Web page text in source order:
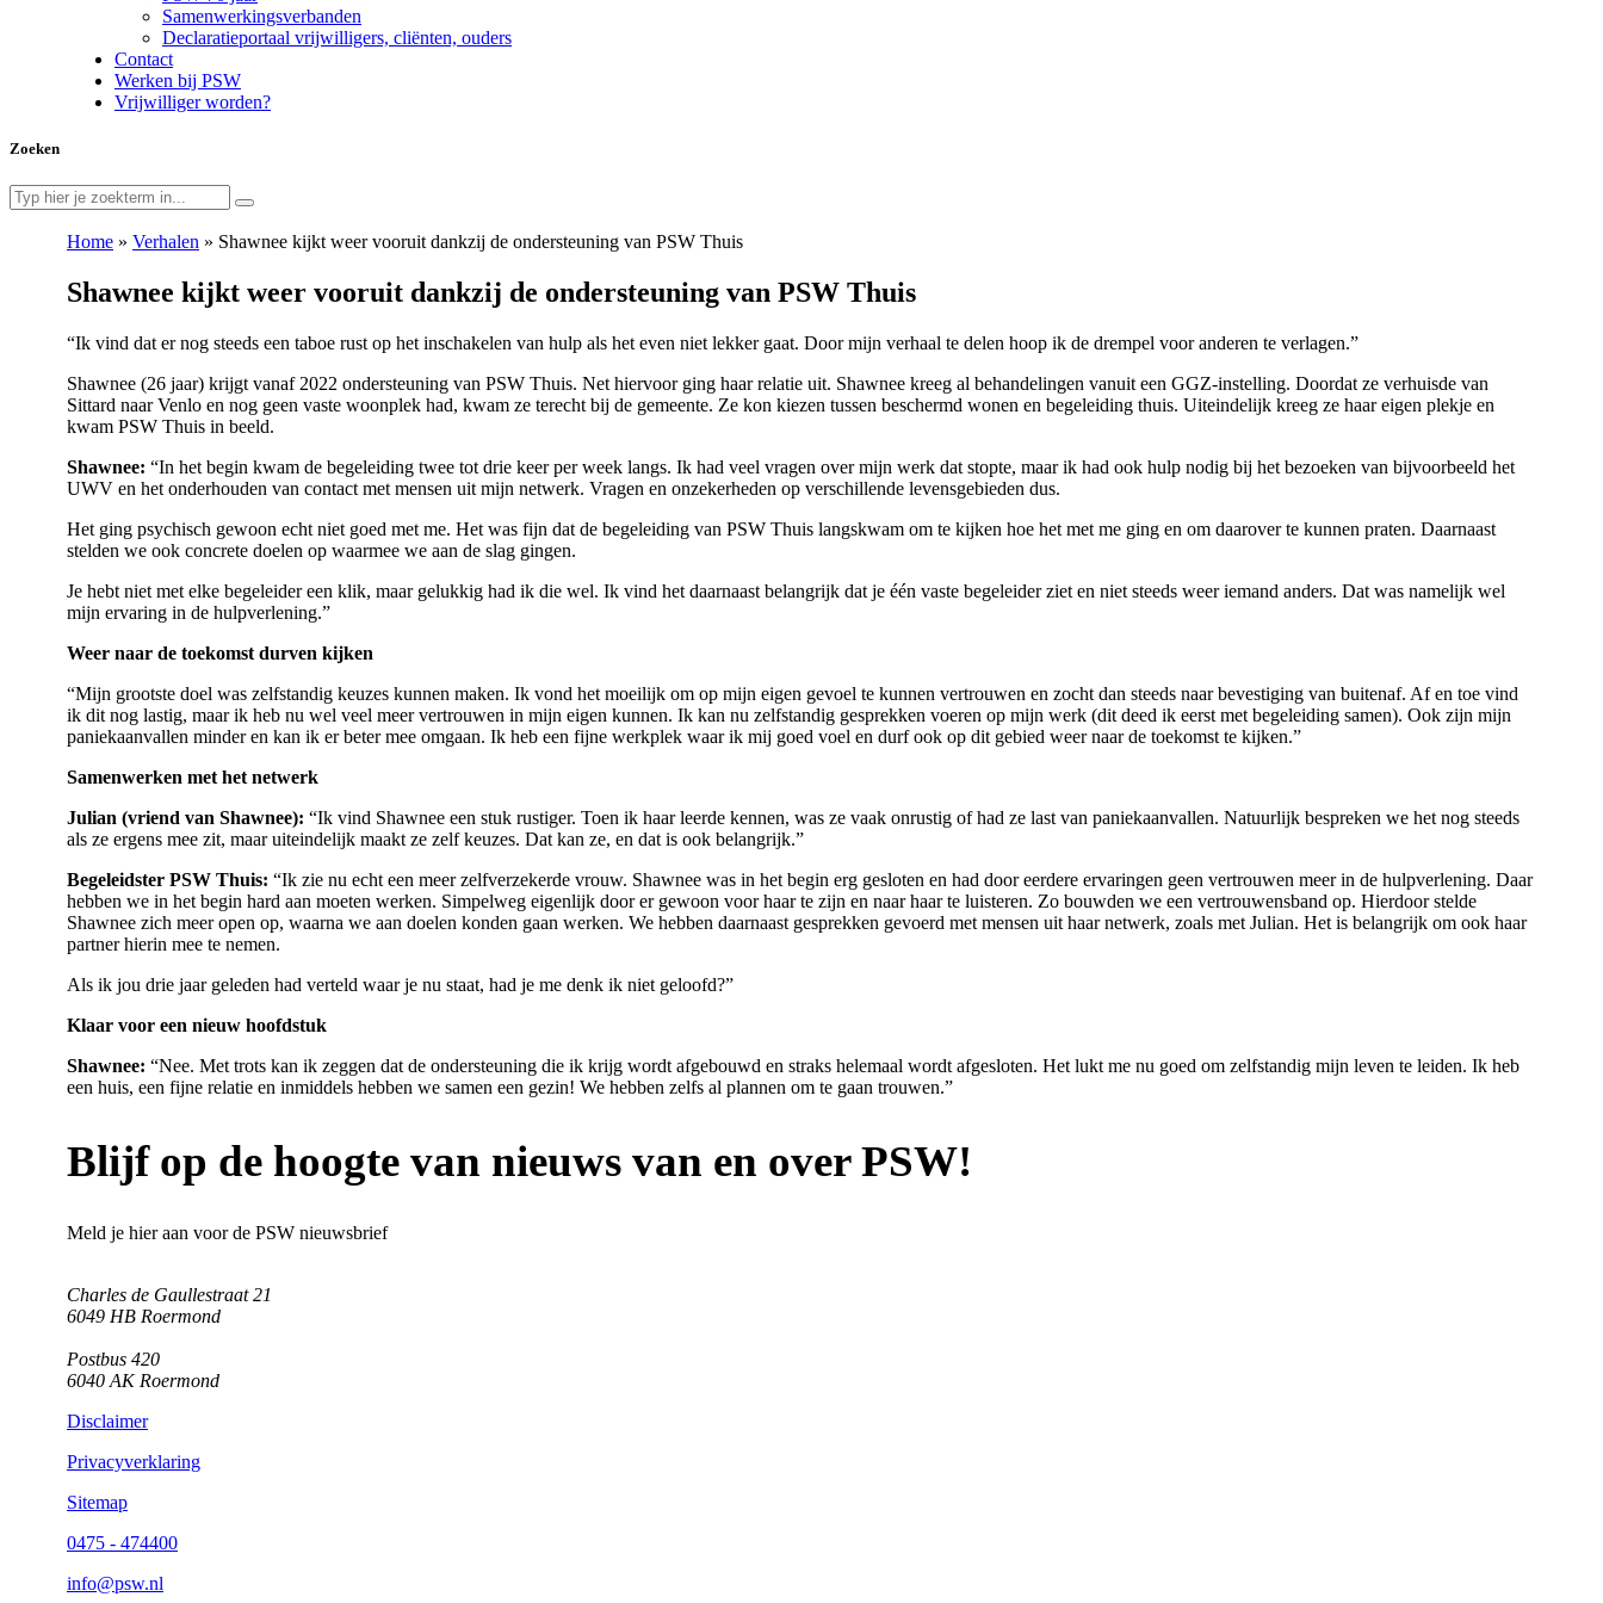
Samenwerkingsverbanden
Declaratieportaal vrijwilligers, cliënten, ouders
Contact
Werken bij PSW
Vrijwilliger worden?
Zoeken
Home » Verhalen » Shawnee kijkt weer vooruit dankzij de ondersteuning van PSW Thuis
Shawnee kijkt weer vooruit dankzij de ondersteuning van PSW Thuis
“Ik vind dat er nog steeds een taboe rust op het inschakelen van hulp als het even niet lekker gaat. Door mijn verhaal te delen hoop ik de drempel voor anderen te verlagen.”
Shawnee (26 jaar) krijgt vanaf 2022 ondersteuning van PSW Thuis. Net hiervoor ging haar relatie uit. Shawnee kreeg al behandelingen vanuit een GGZ-instelling. Doordat ze verhuisde van
Sittard naar Venlo en nog geen vaste woonplek had, kwam ze terecht bij de gemeente. Ze kon kiezen tussen beschermd wonen en begeleiding thuis. Uiteindelijk kreeg ze haar eigen plekje en
kwam PSW Thuis in beeld.
Shawnee: “In het begin kwam de begeleiding twee tot drie keer per week langs. Ik had veel vragen over mijn werk dat stopte, maar ik had ook hulp nodig bij het bezoeken van bijvoorbeeld het
UWV en het onderhouden van contact met mensen uit mijn netwerk. Vragen en onzekerheden op verschillende levensgebieden dus.
Het ging psychisch gewoon echt niet goed met me. Het was fijn dat de begeleiding van PSW Thuis langskwam om te kijken hoe het met me ging en om daarover te kunnen praten. Daarnaast
stelden we ook concrete doelen op waarmee we aan de slag gingen.
Je hebt niet met elke begeleider een klik, maar gelukkig had ik die wel. Ik vind het daarnaast belangrijk dat je één vaste begeleider ziet en niet steeds weer iemand anders. Dat was namelijk wel
mijn ervaring in de hulpverlening.”
Weer naar de toekomst durven kijken
“Mijn grootste doel was zelfstandig keuzes kunnen maken. Ik vond het moeilijk om op mijn eigen gevoel te kunnen vertrouwen en zocht dan steeds naar bevestiging van buitenaf. Af en toe vind
ik dit nog lastig, maar ik heb nu wel veel meer vertrouwen in mijn eigen kunnen. Ik kan nu zelfstandig gesprekken voeren op mijn werk (dit deed ik eerst met begeleiding samen). Ook zijn mijn
paniekaanvallen minder en kan ik er beter mee omgaan. Ik heb een fijne werkplek waar ik mij goed voel en durf ook op dit gebied weer naar de toekomst te kijken.”
Samenwerken met het netwerk
Julian (vriend van Shawnee): “Ik vind Shawnee een stuk rustiger. Toen ik haar leerde kennen, was ze vaak onrustig of had ze last van paniekaanvallen. Natuurlijk bespreken we het nog steeds
als ze ergens mee zit, maar uiteindelijk maakt ze zelf keuzes. Dat kan ze, en dat is ook belangrijk.”
Begeleidster PSW Thuis: “Ik zie nu echt een meer zelfverzekerde vrouw. Shawnee was in het begin erg gesloten en had door eerdere ervaringen geen vertrouwen meer in de hulpverlening. Daar
hebben we in het begin hard aan moeten werken. Simpelweg eigenlijk door er gewoon voor haar te zijn en naar haar te luisteren. Zo bouwden we een vertrouwensband op. Hierdoor stelde
Shawnee zich meer open op, waarna we aan doelen konden gaan werken. We hebben daarnaast gesprekken gevoerd met mensen uit haar netwerk, zoals met Julian. Het is belangrijk om ook haar
partner hierin mee te nemen.
Als ik jou drie jaar geleden had verteld waar je nu staat, had je me denk ik niet geloofd?”
Klaar voor een nieuw hoofdstuk
Shawnee: “Nee. Met trots kan ik zeggen dat de ondersteuning die ik krijg wordt afgebouwd en straks helemaal wordt afgesloten. Het lukt me nu goed om zelfstandig mijn leven te leiden. Ik heb
een huis, een fijne relatie en inmiddels hebben we samen een gezin! We hebben zelfs al plannen om te gaan trouwen.”
Blijf op de hoogte van nieuws van en over PSW!
Meld je hier aan voor de PSW nieuwsbrief
Charles de Gaullestraat 21
6049 HB Roermond
Postbus 420
6040 AK Roermond
Disclaimer
Privacyverklaring
Sitemap
0475 - 474400
info@psw.nl